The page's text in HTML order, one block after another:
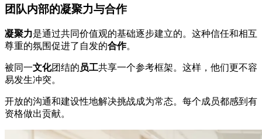
团队内部的凝聚力与合作
凝聚力是通过共同价值观的基础逐步建立的。这种信任和相互
尊重的氛围促进了自发的合作。
被同一文化团结的 员工共享一个参考框架。这样，他们更不容
易发生冲突。
开放的沟通和建设性地解决挑战成为常态。每个成员都感到有
资格做出贡献。